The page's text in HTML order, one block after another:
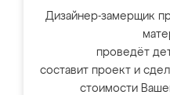
Дизайнер-замерщик
проведёт
составит проект и
стоимости